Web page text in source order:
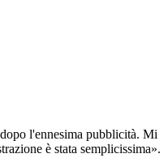
l'ennesima pubblicità. Mi
è stata semplicissima».